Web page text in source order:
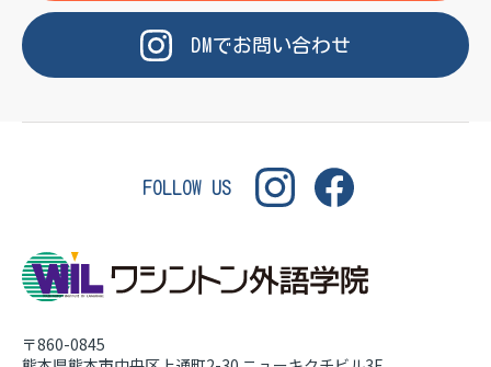
DMでお問い合わせ
FOLLOW US
〒860-0845